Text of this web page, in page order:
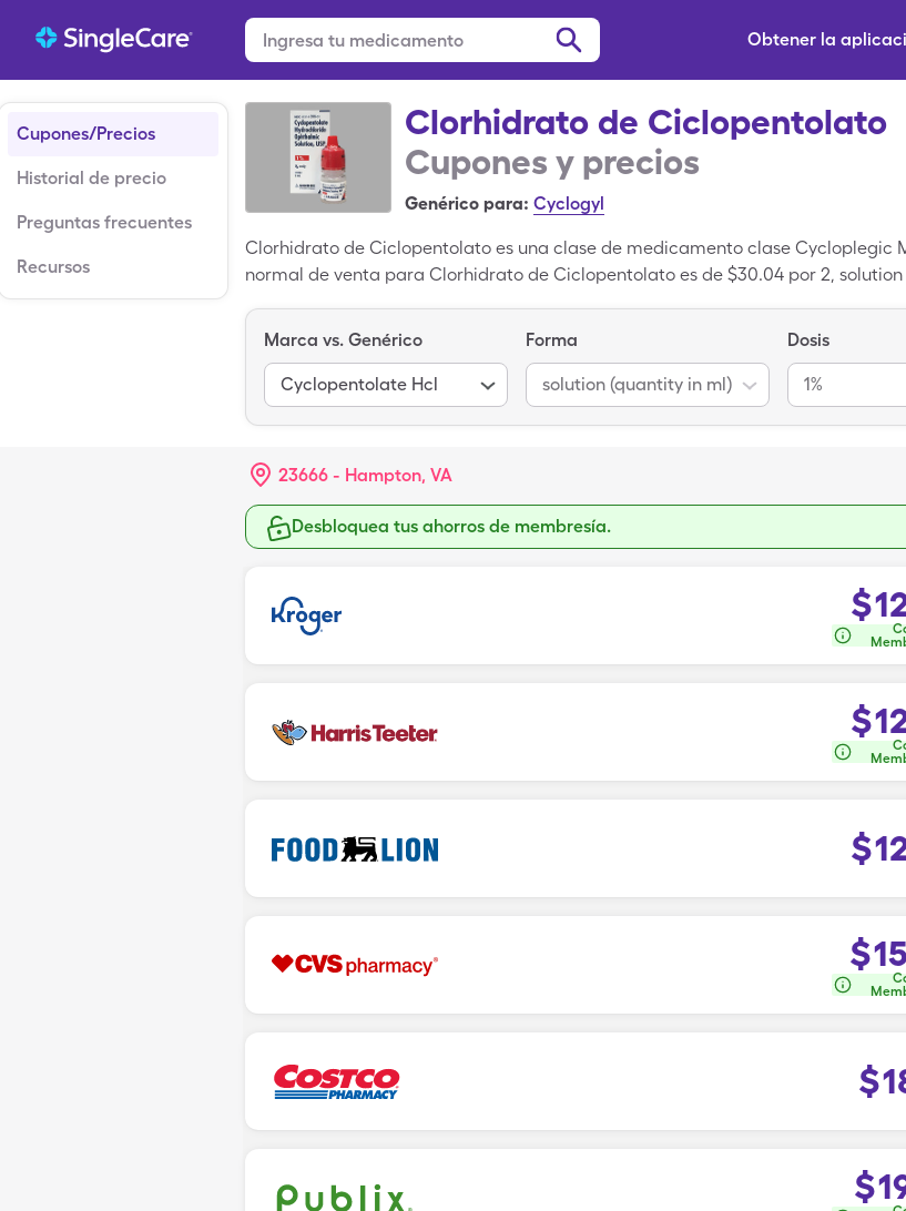
Obtener la
Cupones/Precios
Historial de precio
Preguntas frecuentes
Recursos
Clorhidrato de Ciclopentolato
Cupones y precios
Genérico para: Cyclogyl
Clorhidrato de Ciclopentolato es una clase de medicamento clase Cycloplegic
normal de venta para Clorhidrato de Ciclopentolato es de $30.04 por 2, solution
medicamento genérico; Cyclogyl es la variante de de marca de Clorhidrato de
Marca vs. Genérico
Cyclopentolate Hcl
Forma
solution (quantity in ml)
Dosis
1%
23666 - Hampton, VA
Desbloquea tus ahorros de membresía.
$
$
$
$
$
$